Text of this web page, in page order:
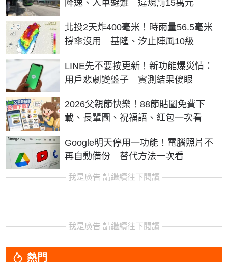
降速、人車避難 違規罰15萬元
北投2天炸400毫米！時雨量56.5毫米
撐傘沒用 基隆、汐止陣風10級
LINE先不要按更新！新功能爆災情：
用戶悲劇變盤子 實測結果傻眼
2026父親節快樂！88節貼圖免費下
載、長輩圖、祝福語、紅包一次看
Google明天停用一功能！電腦照片不
再自動備份 替代方法一次看
我是廣告 請繼續往下閱讀
我是廣告 請繼續往下閱讀
熱門